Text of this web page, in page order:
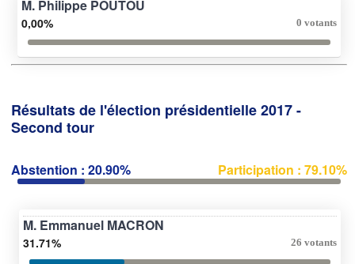
M. Philippe POUTOU
0,00% 0 votants
Résultats de l'élection présidentielle 2017 -
Second tour
Abstention : 20.90% Participation : 79.10%
M. Emmanuel MACRON
31.71% 26 votants